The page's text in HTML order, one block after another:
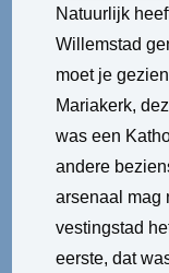
Natuurlijk
Willemstad
moet je
Mariakerk,
was een
andere
arsenaal mag
vestingstad
eerste, dat